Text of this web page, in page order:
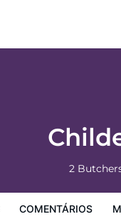
2
COMENTÁRIOS